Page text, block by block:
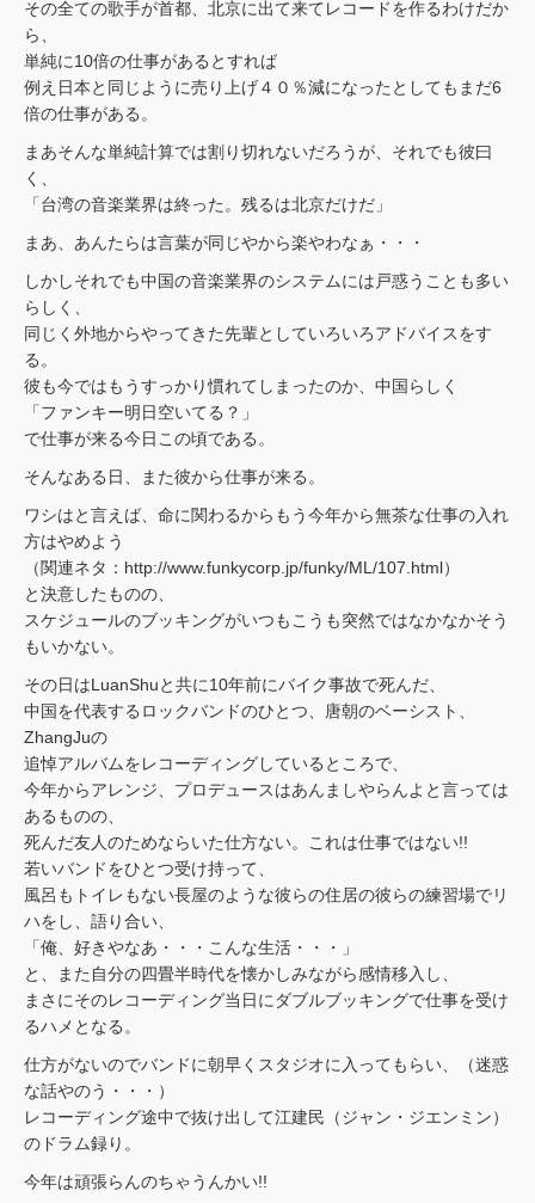
その全ての歌手が首都、北京に出て来てレコードを作るわけだか
ら、
単純に10倍の仕事があるとすれば
例え日本と同じように売り上げ４０％減になったとしてもまだ6
倍の仕事がある。
まあそんな単純計算では割り切れないだろうが、それでも彼曰
く、
「台湾の音楽業界は終った。残るは北京だけだ」
まあ、あんたらは言葉が同じやから楽やわなぁ・・・
しかしそれでも中国の音楽業界のシステムには戸惑うことも多い
らしく、
同じく外地からやってきた先輩としていろいろアドバイスをす
る。
彼も今ではもうすっかり慣れてしまったのか、中国らしく
「ファンキー明日空いてる？」
で仕事が来る今日この頃である。
そんなある日、また彼から仕事が来る。
ワシはと言えば、命に関わるからもう今年から無茶な仕事の入れ
方はやめよう
（関連ネタ：http://www.funkycorp.jp/funky/ML/107.html）
と決意したものの、
スケジュールのブッキングがいつもこうも突然ではなかなかそう
もいかない。
その日はLuanShuと共に10年前にバイク事故で死んだ、
中国を代表するロックバンドのひとつ、唐朝のベーシスト、
ZhangJuの
追悼アルバムをレコーディングしているところで、
今年からアレンジ、プロデュースはあんましやらんよと言っては
あるものの、
死んだ友人のためならいた仕方ない。これは仕事ではない!!
若いバンドをひとつ受け持って、
風呂もトイレもない長屋のような彼らの住居の彼らの練習場でリ
ハをし、語り合い、
「俺、好きやなあ・・・こんな生活・・・」
と、また自分の四畳半時代を懐かしみながら感情移入し、
まさにそのレコーディング当日にダブルブッキングで仕事を受け
るハメとなる。
仕方がないのでバンドに朝早くスタジオに入ってもらい、（迷惑
な話やのう・・・）
レコーディング途中で抜け出して江建民（ジャン・ジエンミン）
のドラム録り。
今年は頑張らんのちゃうんかい!!